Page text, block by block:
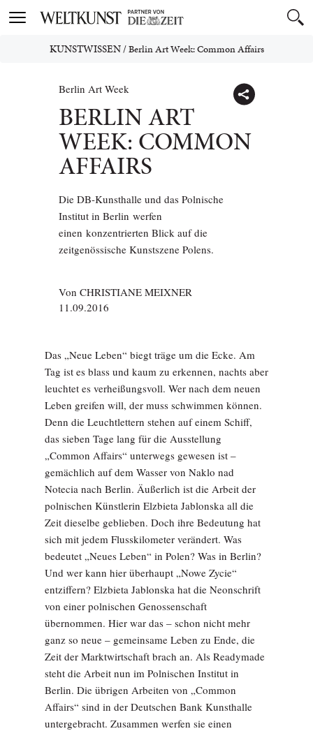
Toggle
KUNSTWISSEN/Berlin Art Week: Common Affairs
Berlin Art Week
BERLIN ART
WEEK: COMMON
AFFAIRS
Die DB-Kunsthalle und das Polnische
Institut in Berlin werfen
einen konzentrierten Blick auf die
zeitgenössische Kunstszene Polens.
Von CHRISTIANE MEIXNER
11.09.2016
Das „Neue Leben“ biegt träge um die Ecke. Am
Tag ist es blass und kaum zu erkennen, nachts aber
leuchtet es verheißungsvoll. Wer nach dem neuen
Leben greifen will, der muss schwimmen können.
Denn die Leuchtlettern stehen auf einem Schiff,
das sieben Tage lang für die Ausstellung
„Common Affairs“ unterwegs gewesen ist –
gemächlich auf dem Wasser von Naklo nad
Notecia nach Berlin. Äußerlich ist die Arbeit der
polnischen Künstlerin Elzbieta Jablonska all die
Zeit dieselbe geblieben. Doch ihre Bedeutung hat
sich mit jedem Flusskilometer verändert. Was
bedeutet „Neues Leben“ in Polen? Was in Berlin?
Und wer kann hier überhaupt „Nowe Zycie“
entziffern? Elzbieta Jablonska hat die Neonschrift
von einer polnischen Genossenschaft
übernommen. Hier war das – schon nicht mehr
ganz so neue – gemeinsame Leben zu Ende, die
Zeit der Marktwirtschaft brach an. Als Readymade
steht die Arbeit nun im Polnischen Institut in
Berlin. Die übrigen Arbeiten von „Common
Affairs“ sind in der Deutschen Bank Kunsthalle
untergebracht. Zusammen werfen sie einen